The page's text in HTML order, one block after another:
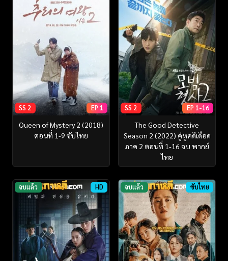
SS 2 EP 1
Queen of Mystery 2 (2018)
ตอนที่ 1-9 ซับไทย
SS 2 EP 1-16
The Good Detective
Season 2 (2022) คู่หูคดีเดือด
ภาค 2 ตอนที่ 1-16 จบ พากย์
ไทย
จบแล้ว HD จบแล้ว ซับไทย